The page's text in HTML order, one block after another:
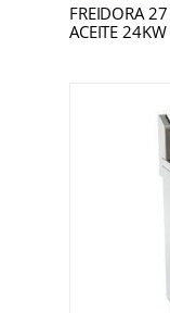
FREIDORA
ACEITE